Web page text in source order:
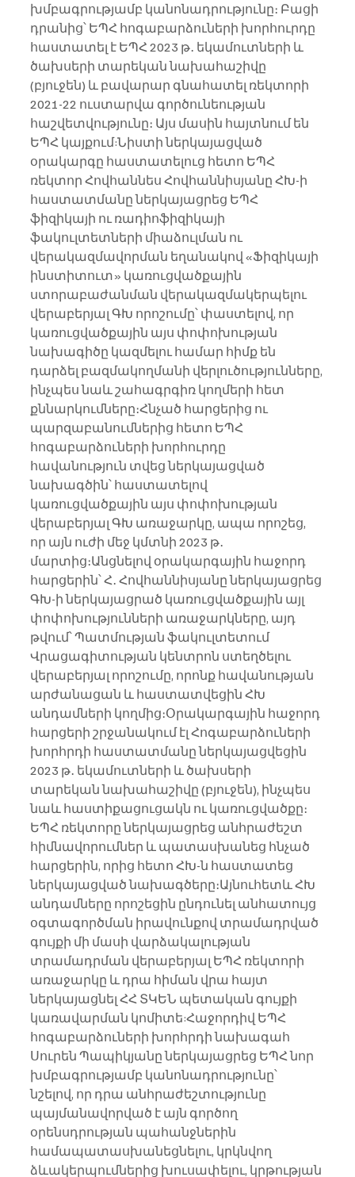
խմբագրությամբ կանոնադրությունը։ Բացի
դրանից՝ ԵՊՀ հոգաբարձուների խորհուրդը
հաստատել է ԵՊՀ 2023 թ․ եկամուտների և
ծախսերի տարեկան նախահաշիվը
(բյուջեն) և բավարար գնահատել ռեկտորի
2021-22 ուստարվա գործունեության
հաշվետվությունը։ Այս մասին հայտնում են
ԵՊՀ կայքում:Նիստի ներկայացված
օրակարգը հաստատելուց հետո ԵՊՀ
ռեկտոր Հովհաննես Հովհաննիսյանը ՀԽ-ի
հաստատմանը ներկայացրեց ԵՊՀ
ֆիզիկայի ու ռադիոֆիզիկայի
ֆակուլտետների միաձուլման ու
վերակազմավորման եղանակով «Ֆիզիկայի
ինստիտուտ» կառուցվածքային
ստորաբաժանման վերակազմակերպելու
վերաբերյալ ԳԽ որոշումը՝ փաստելով, որ
կառուցվածքային այս փոփոխության
նախագիծը կազմելու համար հիմք են
դարձել բազմակողմանի վերլուծությունները,
ինչպես նաև շահագրգիռ կողմերի հետ
քննարկումները։Հնչած հարցերից ու
պարզաբանումներից հետո ԵՊՀ
հոգաբարձուների խորհուրդը
հավանություն տվեց ներկայացված
նախագծին՝ հաստատելով
կառուցվածքային այս փոփոխության
վերաբերյալ ԳԽ առաջարկը, ապա որոշեց,
որ այն ուժի մեջ կմտնի 2023 թ․
մարտից։Անցնելով օրակարգային հաջորդ
հարցերին՝ Հ․ Հովհաննիսյանը ներկայացրեց
ԳԽ-ի ներկայացրած կառուցվածքային այլ
փոփոխությունների առաջարկները, այդ
թվում՝ Պատմության ֆակուլտետում
Վրացագիտության կենտրոն ստեղծելու
վերաբերյալ որոշումը, որոնք հավանության
արժանացան և հաստատվեցին ՀԽ
անդամների կողմից։Օրակարգային հաջորդ
հարցերի շրջանակում էլ Հոգաբարձուների
խորհրդի հաստատմանը ներկայացվեցին
2023 թ․ եկամուտների և ծախսերի
տարեկան նախահաշիվը (բյուջեն), ինչպես
նաև հաստիքացուցակն ու կառուցվածքը։
ԵՊՀ ռեկտորը ներկայացրեց անհրաժեշտ
հիմնավորումներ և պատասխանեց հնչած
հարցերին, որից հետո ՀԽ-ն հաստատեց
ներկայացված նախագծերը։Այնուհետև ՀԽ
անդամները որոշեցին ընդունել անհատույց
օգտագործման իրավունքով տրամադրված
գույքի մի մասի վարձակալության
տրամադրման վերաբերյալ ԵՊՀ ռեկտորի
առաջարկը և դրա հիման վրա հայտ
ներկայացնել ՀՀ ՏԿԵՆ պետական գույքի
կառավարման կոմիտե:Հաջորդիվ ԵՊՀ
հոգաբարձուների խորհրդի նախագահ
Սուրեն Պապիկյանը ներկայացրեց ԵՊՀ նոր
խմբագրությամբ կանոնադրությունը՝
նշելով, որ դրա անհրաժեշտությունը
պայմանավորված է այն գործող
օրենսդրության պահանջներին
համապատասխանեցնելու, կրկնվող
ձևակերպումներից խուսափելու, կրթության